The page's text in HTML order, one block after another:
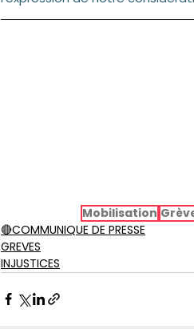
Mobilisation
🔴COMMUNIQUE DE PRESSE
GREVES
INJUSTICES